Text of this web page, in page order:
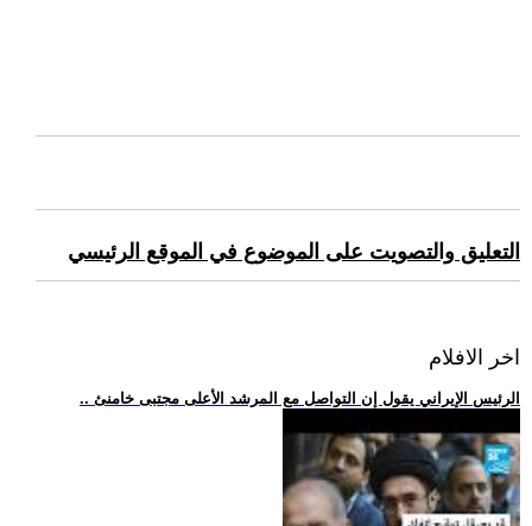
التعليق والتصويت على الموضوع في الموقع الرئيسي
اخر الافلام
.. الرئيس الإيراني يقول إن التواصل مع المرشد الأعلى مجتبى خامنئ